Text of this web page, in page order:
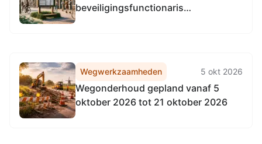
beveiligingsfunctionaris
Wegwerkzaamheden 5 okt 2026
Wegonderhoud gepland vanaf 5
oktober 2026 tot 21 oktober 2026